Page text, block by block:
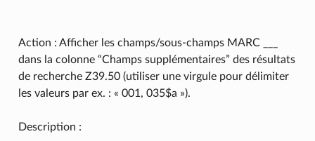
Action : Afficher les champs/sous-champs MARC ___
dans la colonne “Champs supplémentaires” des résultats
de recherche Z39.50 (utiliser une virgule pour délimiter
les valeurs par ex. : « 001, 035$a »).
Description :